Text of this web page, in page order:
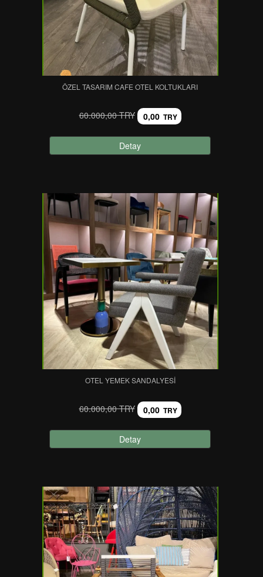
ÖZEL TASARIM CAFE OTEL KOLTUKLARI
60.000,00 TRY 0,00 TRY
Detay
OTEL YEMEK SANDALYESI
60.000,00 TRY 0,00 TRY
Detay